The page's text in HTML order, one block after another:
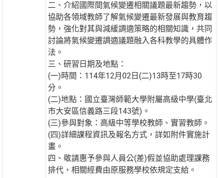
二、介紹國際間氣候變遷相關議題最新趨勢，以
協助各領域教師了解氣候變遷最新發展與教育趨
勢，強化對其與減緩調適策略的相關知識，共同
討論將氣候變遷調適議題融入各科教學的具體作
法。
三、研習日期及地點：
(一)時間：114年12月02日(二)13時至17時30
分。
(二)地點：國立臺灣師範大學附屬高級中學(臺北
市大安區信義路三段143號)。
(三)參與對象：高級中等學校教師、實習教師。
(四)詳細課程資訊及報名方式，詳如附件實施計
畫。
四、敬請惠予參與人員公(差)假並協助處理課務
排代，相關經費由原服務學校依規定支給。